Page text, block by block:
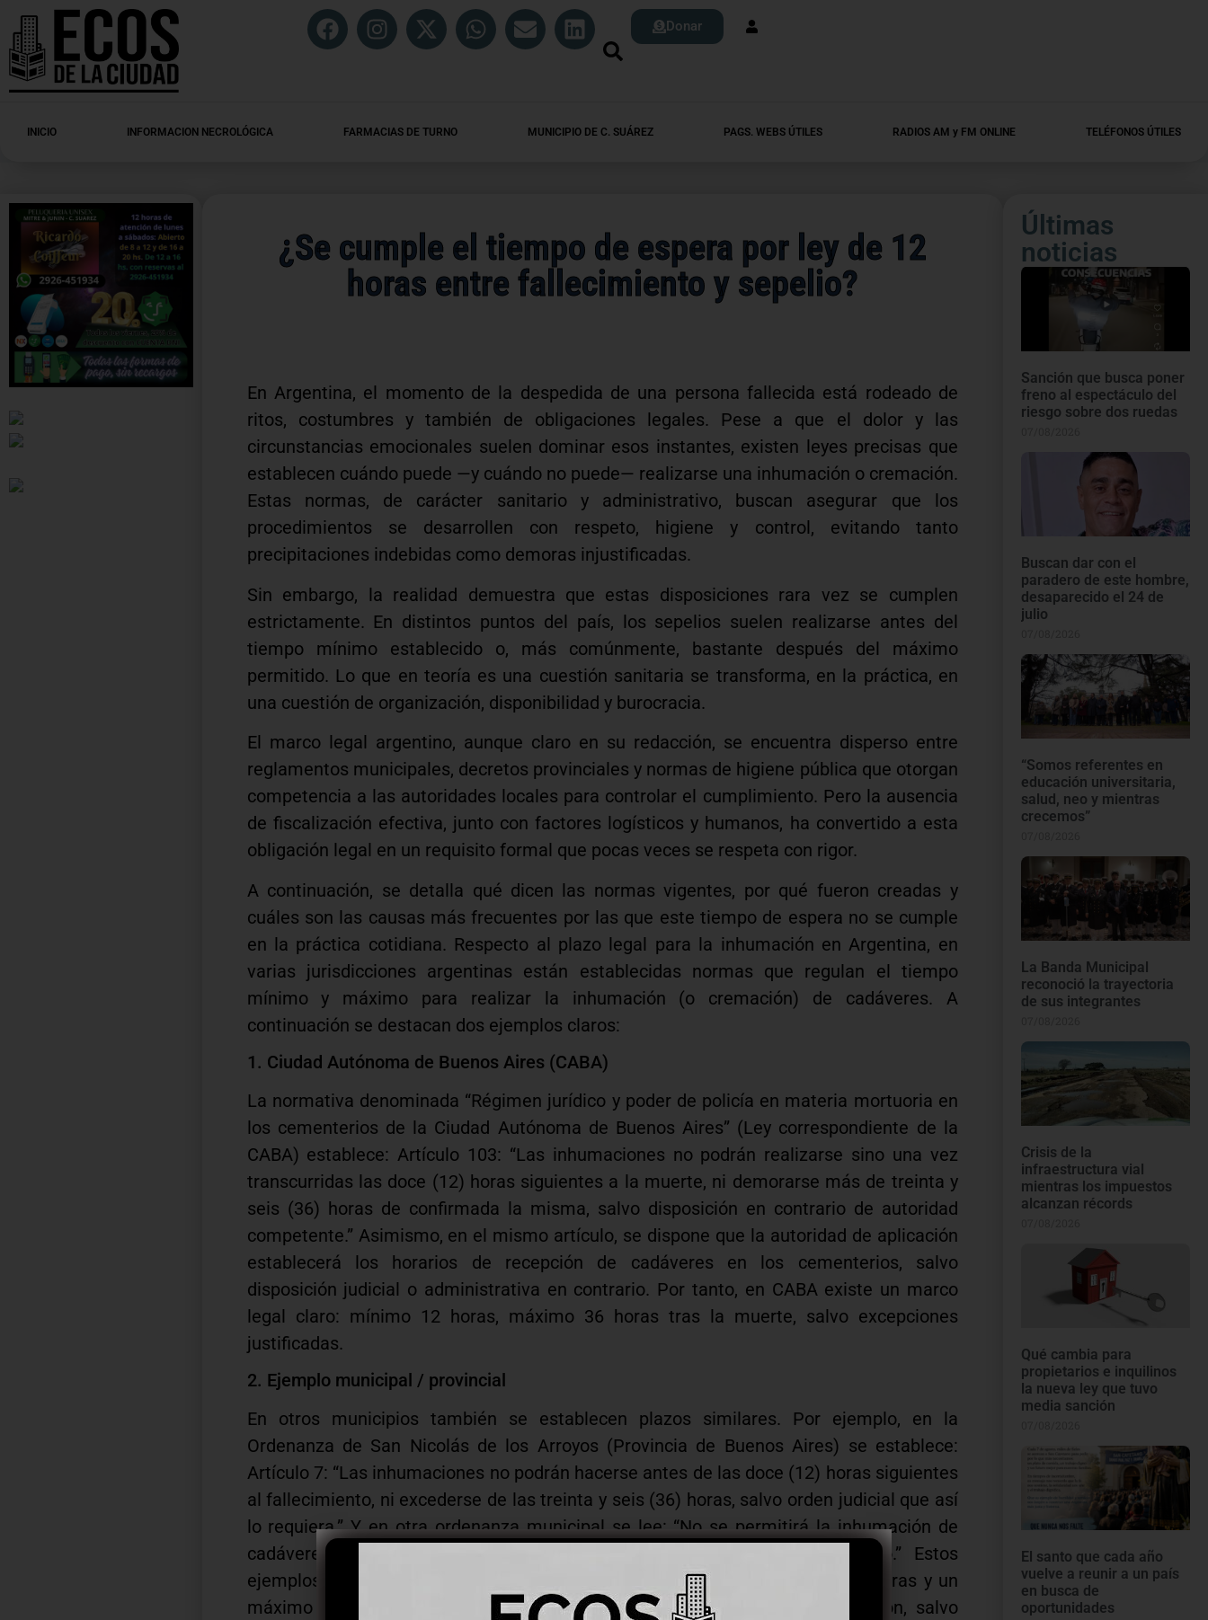
Donar
INICIO INFORMACION NECROLÓGICA FARMACIAS DE TURNO MUNICIPIO DE C. SUÁREZ PAGS. WEBS ÚTILES RADIOS AM y FM ONLINE TELÉFONOS ÚTILES
¿Se cumple el tiempo de espera por ley de 12
horas entre fallecimiento y sepelio?
En Argentina, el momento de la despedida de una persona fallecida está rodeado de
ritos, costumbres y también de obligaciones legales. Pese a que el dolor y las
circunstancias emocionales suelen dominar esos instantes, existen leyes precisas que
establecen cuándo puede —y cuándo no puede— realizarse una inhumación o cremación.
Estas normas, de carácter sanitario y administrativo, buscan asegurar que los
procedimientos se desarrollen con respeto, higiene y control, evitando tanto
precipitaciones indebidas como demoras injustificadas.
Sin embargo, la realidad demuestra que estas disposiciones rara vez se cumplen
estrictamente. En distintos puntos del país, los sepelios suelen realizarse antes del
tiempo mínimo establecido o, más comúnmente, bastante después del máximo
permitido. Lo que en teoría es una cuestión sanitaria se transforma, en la práctica, en
una cuestión de organización, disponibilidad y burocracia.
El marco legal argentino, aunque claro en su redacción, se encuentra disperso entre
reglamentos municipales, decretos provinciales y normas de higiene pública que otorgan
competencia a las autoridades locales para controlar el cumplimiento. Pero la ausencia
de fiscalización efectiva, junto con factores logísticos y humanos, ha convertido a esta
obligación legal en un requisito formal que pocas veces se respeta con rigor.
A continuación, se detalla qué dicen las normas vigentes, por qué fueron creadas y
cuáles son las causas más frecuentes por las que este tiempo de espera no se cumple
en la práctica cotidiana. Respecto al plazo legal para la inhumación en Argentina, en
varias jurisdicciones argentinas están establecidas normas que regulan el tiempo
mínimo y máximo para realizar la inhumación (o cremación) de cadáveres. A
continuación se destacan dos ejemplos claros:
1. Ciudad Autónoma de Buenos Aires (CABA)
La normativa denominada “Régimen jurídico y poder de policía en materia mortuoria en
los cementerios de la Ciudad Autónoma de Buenos Aires” (Ley correspondiente de la
CABA) establece: Artículo 103: “Las inhumaciones no podrán realizarse sino una vez
transcurridas las doce (12) horas siguientes a la muerte, ni demorarse más de treinta y
seis (36) horas de confirmada la misma, salvo disposición en contrario de autoridad
competente.” Asimismo, en el mismo artículo, se dispone que la autoridad de aplicación
establecerá los horarios de recepción de cadáveres en los cementerios, salvo
disposición judicial o administrativa en contrario. Por tanto, en CABA existe un marco
legal claro: mínimo 12 horas, máximo 36 horas tras la muerte, salvo excepciones
justificadas.
2. Ejemplo municipal / provincial
En otros municipios también se establecen plazos similares. Por ejemplo, en la
Ordenanza de San Nicolás de los Arroyos (Provincia de Buenos Aires) se establece:
Artículo 7: “Las inhumaciones no podrán hacerse antes de las doce (12) horas siguientes
al fallecimiento, ni excederse de las treinta y seis (36) horas, salvo orden judicial que así
lo requiera.” Y en otra ordenanza municipal se lee: “No se permitirá la inhumación de
cadáveres antes de haber transcurrido doce (12) horas del fallecimiento.” Estos
ejemplos muestran que existe una regla legal recurrente: un mínimo de 12 horas y un
máximo aproximado de 36 horas desde el fallecimiento hasta la inhumación, salvo
Últimas
noticias
Sanción que busca poner
freno al espectáculo del
riesgo sobre dos ruedas
Buscan dar con el
paradero de este hombre,
desaparecido el 24 de
julio
“Somos referentes en
educación universitaria,
salud, neo y mientras
crecemos”
La Banda Municipal
reconoció la trayectoria
de sus integrantes
Crisis de la
infraestructura vial
mientras los impuestos
alcanzan récords
Qué cambia para
propietarios e inquilinos
la nueva ley que tuvo
media sanción
El santo que cada año
vuelve a reunir a un país
en busca de
oportunidades